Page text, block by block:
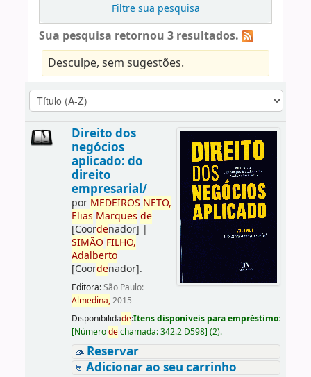
Filtre sua pesquisa
Sua pesquisa retornou 3 resultados.
Desculpe, sem sugestões.
Direito dos
negócios
aplicado: do
direito
empresarial/
por MEDEIROS NETO,
Elias Marques de
[Coordenador] |
SIMÃO FILHO,
Adalberto
[Coordenador].
Editora:São Paulo:
Almedina,2015
Disponibilidade:Itens disponíveis para empréstimo:
[Númerodechamada:342.2 D598] (2).
Reservar
Adicionar ao seu carrinho